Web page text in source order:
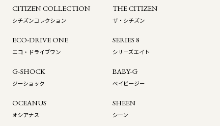
CITIZEN COLLECTION
シチズンコレクション
THE CITIZEN
ザ・シチズン
ECO-DRIVE ONE
エコ・ドライブワン
SERIES 8
シリーズエイト
G-SHOCK
ジーショック
BABY-G
ベイビージー
OCEANUS
オシアナス
SHEEN
シーン